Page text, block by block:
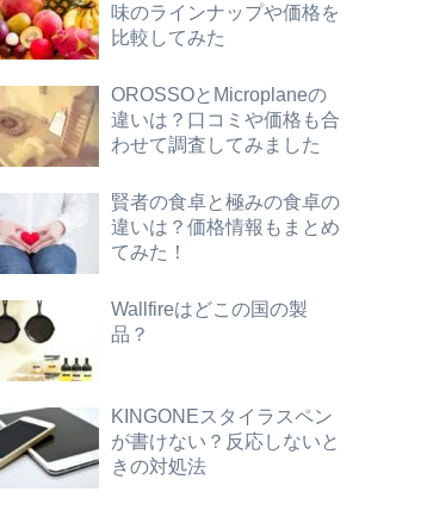
味のラインナップや価格を
比較してみた
OROSSOとMicroplaneの
違いは？口コミや価格も合
わせて調査してみました
賢者の食卓と極みの食卓の
違いは？価格情報もまとめ
てみた！
Wallfireはどこの国の製
品？
KINGONEスタイラスペン
が書けない？反応しないと
きの対処法